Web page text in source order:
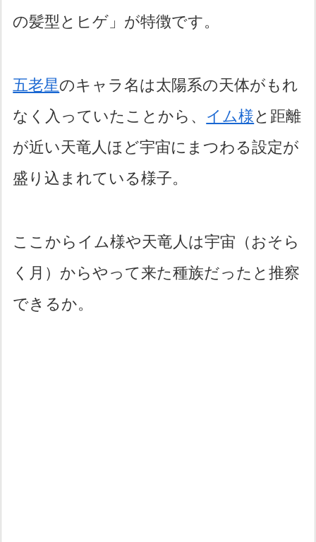
の髪型とヒゲ」が特徴です。
五老星のキャラ名は太陽系の天体がもれ
なく入っていたことから、 イム様と距離
が近い天竜人ほど宇宙にまつわる設定が
盛り込まれている様子。
ここからイム様や天竜人は宇宙（おそら
く月）からやって来た種族だったと推察
できるか。